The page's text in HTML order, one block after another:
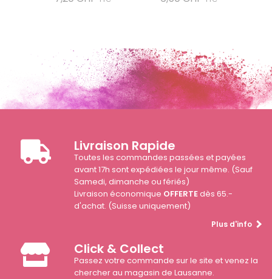
Livraison Rapide
Toutes les commandes passées et payées
avant 17h sont expédiées le jour même. (Sauf
Samedi, dimanche ou fériés)
Livraison économique OFFERTEdès 65.-
d'achat. (Suisse uniquement)
Plus d'info
Click & Collect
Passez votre commande sur le site et venez la
chercher au magasin de Lausanne.